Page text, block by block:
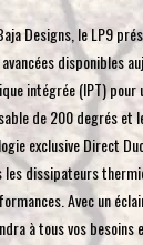
Designs, le LP9
disponibles
intégrée (IPT) pour
de 200 degrés et
exclusive Direct
dissipateurs
Avec un
à tous vos besoins